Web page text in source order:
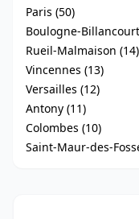
Paris (50)
Boulogne-
Rueil-Malmaison (14)
Vincennes (13)
Versailles (12)
Antony (11)
Colombes (10)
Saint-Maur-des-